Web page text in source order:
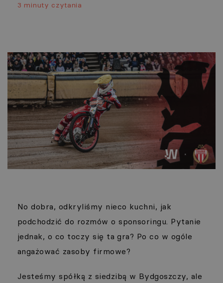
3 minuty czytania
No dobra, odkryliśmy nieco kuchni, jak
podchodzić do rozmów o sponsoringu. Pytanie
jednak, o co toczy się ta gra? Po co w ogóle
angażować zasoby firmowe?
Jesteśmy spółką z siedzibą w Bydgoszczy, ale